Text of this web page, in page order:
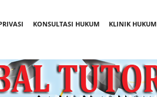
KONSULTASI HUKUM KLINIK HUKUM